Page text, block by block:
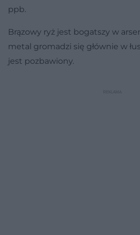
ppb.
Brązowy ryż jest bogatszy w
metal gromadzi się głównie w
jest pozbawiony.